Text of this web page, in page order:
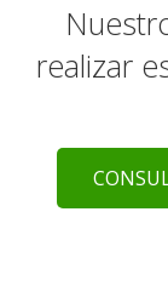
realizar